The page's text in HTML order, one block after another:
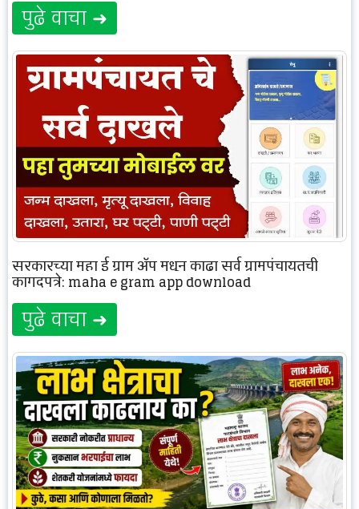
पुढे वाचा ➜
सरकारच्या महा ई ग्राम ॲप मधून काढा सर्व ग्रामपंचायतची
कागदपत्रे: maha e gram app download
पुढे वाचा ➜